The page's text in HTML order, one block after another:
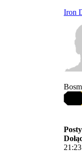
Iron
21:23